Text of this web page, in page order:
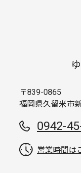
〒839-0865
福岡県久留米市
0942-
営業時間は